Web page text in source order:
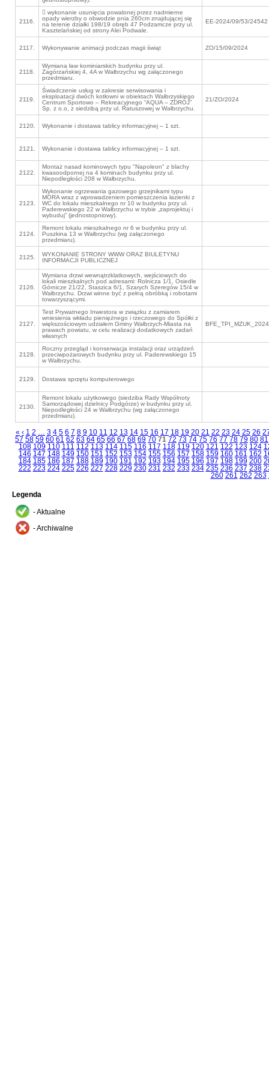
2116.
 wykonanie usunięcia powalonej przez nadmierne
opady wierzby o obwodzie pnia 260cm znajdującej się
na terenie działki 198/19 obręb 47 Podzamcze przy ul.
Kasztelańskiej od strony Alei Podwale.
EE-2024/09/53/24542
2117. Wykonywanie animacji podczas magii świąt ZO/15/09/2024
2118.
Wymiana ław kominiarskich budynku przy ul.
Zagórzańskiej 4, 4A w Wałbrzychu wg załączonego
przedmiaru.
2119.
Świadczenie usług w zakresie serwisowania i
eksploatacji dwóch kotłowni w obiektach Wałbrzyskiego
Centrum Sportowo – Rekreacyjnego “AQUA – ZDRÓJ”
Sp. z o.o, z siedzibą przy ul. Ratuszowej w Wałbrzychu.
21/ZO/2024
2120. Wykonanie i dostawa tablicy informacyjnej – 1 szt.
2121. Wykonanie i dostawa tablicy informacyjnej – 1 szt.
2122.
Montaż nasad kominowych typu "Napoleon" z blachy
kwasoodpornej na 4 kominach budynku przy ul.
Niepodległości 208 w Wałbrzychu.
2123.
Wykonanie ogrzewania gazowego grzejnikami typu
MORA wraz z wprowadzeniem pomieszczenia łazienki z
WC do lokalu mieszkalnego nr 10 w budynku przy ul.
Paderewskiego 22 w Wałbrzychu w trybie „zaprojektuj i
wybuduj” (jednostopniowy).
2124.
Remont lokalu mieszkalnego nr 6 w budynku przy ul.
Puszkina 13 w Wałbrzychu (wg załączonego
przedmiaru).
2125.
WYKONANIE STRONY WWW ORAZ BIULETYNU
INFORMACJI PUBLICZNEJ
2126.
Wymiana drzwi wewnątrzklatkowych, wejściowych do
lokali mieszkalnych pod adresami: Rolnicza 1/1, Osiedle
Górnicze 21/22, Staszica 6/1, Szarych Szeregów 15/4 w
Wałbrzychu. Drzwi winne być z pełną obróbką i robotami
towarzyszącymi.
2127.
Test Prywatnego Inwestora w związku z zamiarem
wniesienia wkładu pieniężnego i rzeczowego do Spółki z
większościowym udziałem Gminy Wałbrzych-Miasta na
prawach powiatu, w celu realizacji dodatkowych zadań
własnych
2128.
Roczny przegląd i konserwacja instalacji oraz urządzeń
przeciwpożarowych budynku przy ul. Paderewskiego 15
w Wałbrzychu.
2129. Dostawa sprzętu komputerowego
2130.
Remont lokalu użytkowego (siedziba Rady Wspólnoty
Samorządowej dzielnicy Podgórze) w budynku przy ul.
Niepodległości 24 w Wałbrzychu (wg załączonego
przedmiaru).
« ‹ 1 2 … 3 4 5 6 7 8 9 10 11 12 13 14 15 16 17 18 19 20 21 22 23 24 25 26
57 58 59 60 61 62 63 64 65 66 67 68 69 70 71 72 73 74 75 76 77 78 79 80 81
108 109 110 111 112 113 114 115 116 117 118 119 120 121 122 123 124
146 147 148 149 150 151 152 153 154 155 156 157 158 159 160 161 162
184 185 186 187 188 189 190 191 192 193 194 195 196 197 198 199 200
222 223 224 225 226 227 228 229 230 231 232 233 234 235 236 237 238
260 261 262 263
Legenda
- Aktualne
- Archiwalne